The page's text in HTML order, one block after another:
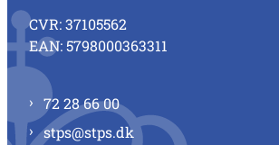
CVR: 37105562
EAN: 5798000363311
72 28 66 00
stps@stps.dk